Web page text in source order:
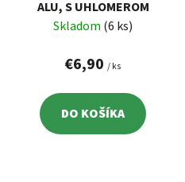
ALU, S UHLOMEROM
Skladom (6 ks)
€6,90 / ks
DO KOŠÍKA